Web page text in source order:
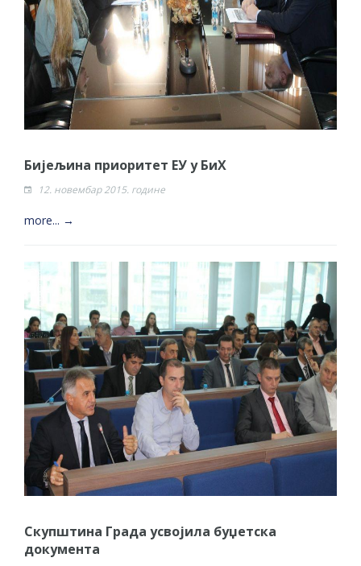
Бијељина приоритет ЕУ у БиХ
12. новембар 2015. године
more... →
Скупштина Града усвојила буџетска
документа